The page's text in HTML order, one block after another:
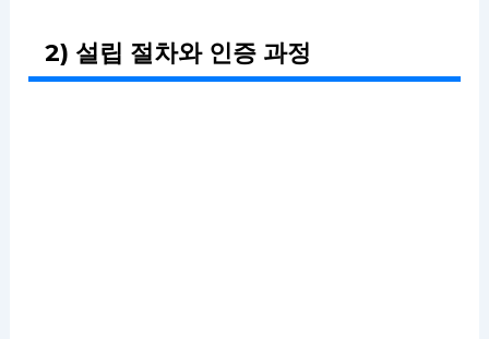
2) 설립 절차와 인증 과정